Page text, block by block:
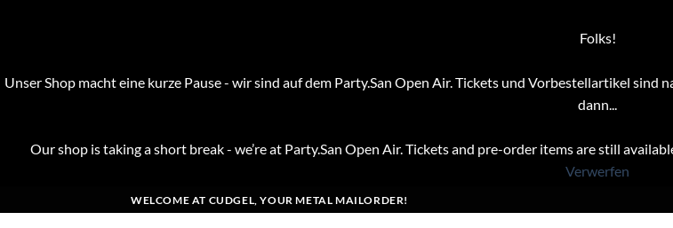
Folks!
Unser Shop macht eine kurze Pause - wir sind auf dem Party.San Open Air. Tickets und Vorbestellartikel
dann...
Our shop is taking a short break - we’re at Party.San Open Air. Tickets and pre-order items are still
Verwerfen
Inhalt
WELCOME AT CUDGEL, YOUR METAL MAILORDER!